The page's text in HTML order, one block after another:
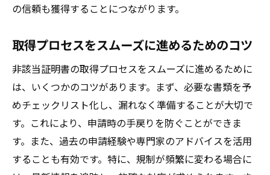
法令遵守のための実践的なアドバイス
こと
非該当証明書の取得方法と埼玉県での活用事例
非該当証明書をスムーズに取得する方法
取得プロセスの概要と必要な手続き
埼玉県での活用事例に学ぶ成功の秘訣
非該当証明書取得のための具体的なステッ
プ
の信頼も獲得することにつながります。
取得プロセスをスムーズに進めるためのコツ
非該当証明書の取得プロセスをスムーズに進めるために
は、いくつかのコツがあります。まず、必要な書類を予
めチェックリスト化し、漏れなく準備することが大切で
す。これにより、申請時の手戻りを防ぐことができま
す。また、過去の申請経験や専門家のアドバイスを活用
することも有効です。特に、規制が頻繁に変わる場合に